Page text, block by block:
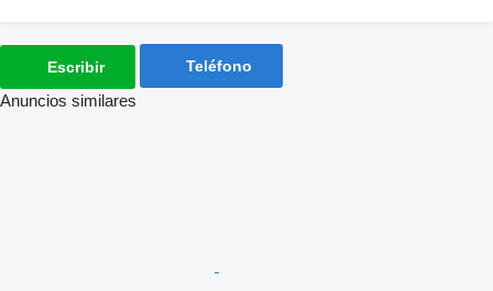
Escribir Teléfono
Anuncios similares